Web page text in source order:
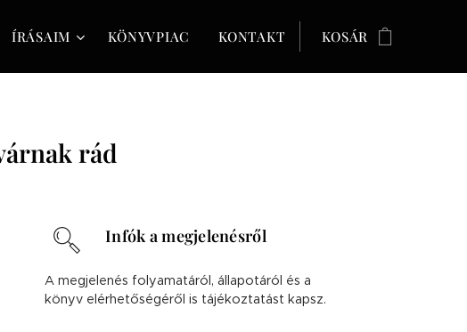
ÍRÁSAIM KÖNYVPIAC KONTAKT KOSÁR
rád
Infók a megjelenésről
A megjelenés folyamatáról, állapotáról és a
könyv elérhetőségéről is tájékoztatást kapsz.